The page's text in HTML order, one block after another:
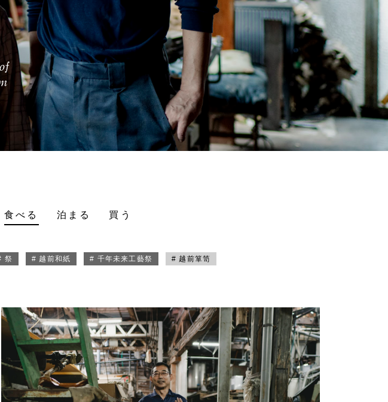
食べる 泊まる 買う
祭 # 越前和紙 # 千年未来工藝祭 # 越前箪笥